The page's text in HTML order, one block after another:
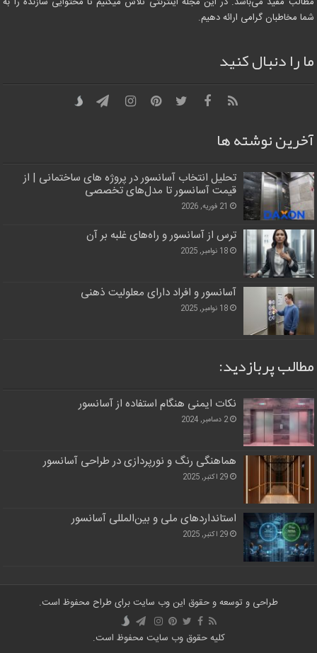
شما مخاطبان گرامی ارائه دهیم.
ما را دنبال کنید
آخرین نوشته ها
تحلیل انتخاب آسانسور در پروژه‌ های ساختمانی | از
قیمت آسانسور تا مدل‌های تخصصی
21 فوریه, 2026
ترس از آسانسور و راه‌های غلبه بر آن
18 نوامبر, 2025
آسانسور و افراد دارای معلولیت ذهنی
18 نوامبر, 2025
مطالب پربازدید:
نکات ایمنی هنگام استفاده از آسانسور
2 دسامبر, 2024
هماهنگی رنگ و نورپردازی در طراحی آسانسور
29 اکتبر, 2025
استانداردهای ملی و بین‌المللی آسانسور
29 اکتبر, 2025
طراحی و توسعه و حقوق این وب سایت برای طراح محفوظ است.
کلیه حقوق وب سایت محفوظ است.